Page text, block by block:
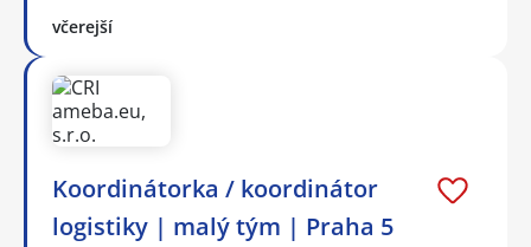
včerejší
Koordinátorka / koordinátor
logistiky | malý tým | Praha 5